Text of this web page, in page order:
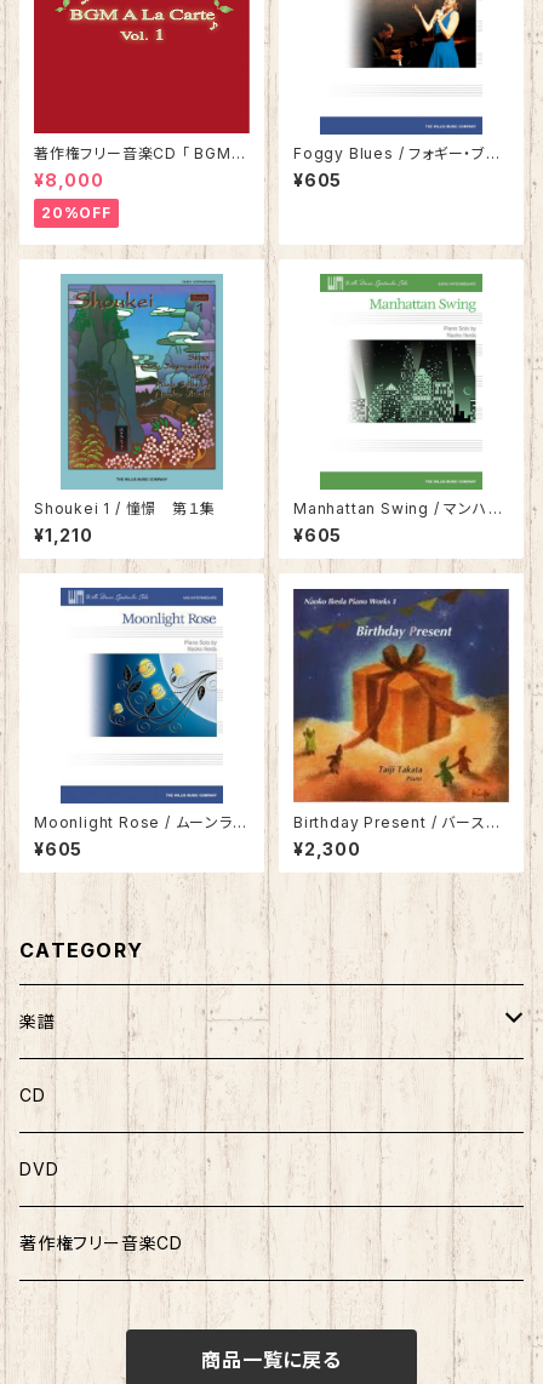
著作権フリー音楽CD 「 BGMア
ラカルト Vol.1 」
¥8,000
20%OFF
Foggy Blues / フォギー・ブル
ース
¥605
Shoukei 1 / 憧憬 第１集
¥1,210
Manhattan Swing / マンハッ
タン・スウィング
¥605
Moonlight Rose / ムーンライ
ト・ローズ
¥605
Birthday Present / バースデ
ー・プレゼント 池田奈生子ピア
ノ作品集１
¥2,300
CATEGORY
楽譜
ソロ曲集
ソロピース
連弾曲集
連弾ピース
CD
DVD
著作権フリー音楽CD
商品一覧に戻る